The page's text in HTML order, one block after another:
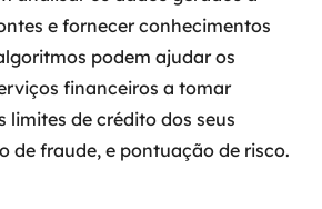
e fornecer conhecimentos
podem ajudar os
financeiros a tomar
limites de crédito dos seus
de fraude, e pontuação de risco.